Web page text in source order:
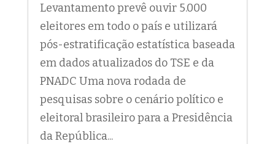
Levantamento prevê ouvir 5.000
eleitores em todo o país e utilizará
pós-estratificação estatística baseada
em dados atualizados do TSE e da
PNADC Uma nova rodada de
pesquisas sobre o cenário político e
eleitoral brasileiro para a Presidência
da República...